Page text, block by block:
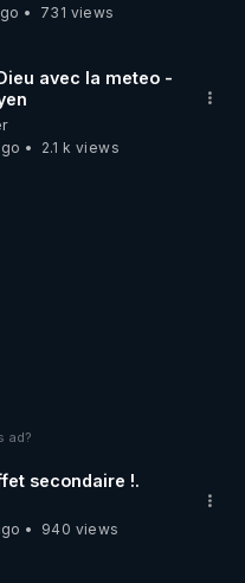
731 views
avec la meteo -
2.1 k views
ad?
secondaire !.
940 views